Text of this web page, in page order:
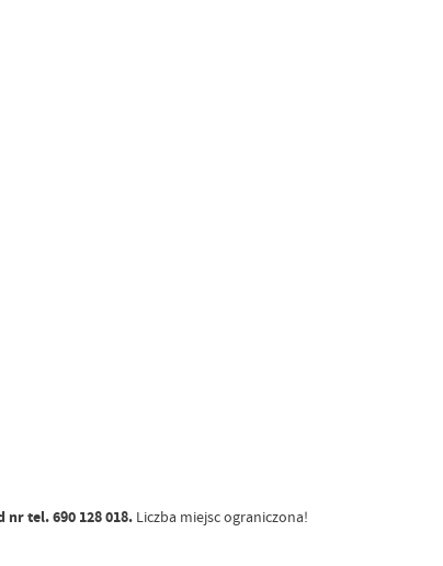
nr tel. 690 128 018. Liczba miejsc ograniczona!